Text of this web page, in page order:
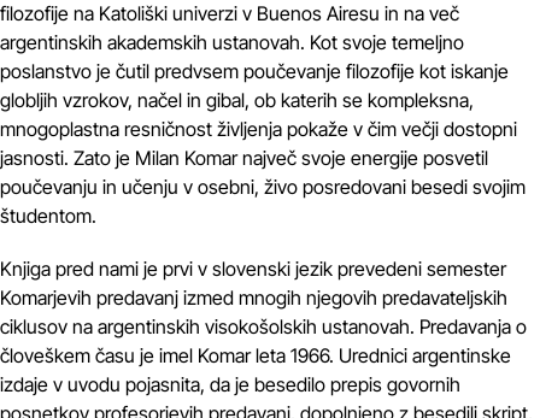
filozofije na Katoliški univerzi v Buenos Airesu in na več
argentinskih akademskih ustanovah. Kot svoje temeljno
poslanstvo je čutil predvsem poučevanje filozofije kot iskanje
globljih vzrokov, načel in gibal, ob katerih se kompleksna,
mnogoplastna resničnost življenja pokaže v čim večji dostopni
jasnosti. Zato je Milan Komar največ svoje energije posvetil
poučevanju in učenju v osebni, živo posredovani besedi svojim
študentom.
Knjiga pred nami je prvi v slovenski jezik prevedeni semester
Komarjevih predavanj izmed mnogih njegovih predavateljskih
ciklusov na argentinskih visokošolskih ustanovah. Predavanja o
človeškem času je imel Komar leta 1966. Urednici argentinske
izdaje v uvodu pojasnita, da je besedilo prepis govornih
posnetkov profesorjevih predavanj, dopolnjeno z besedili skript,